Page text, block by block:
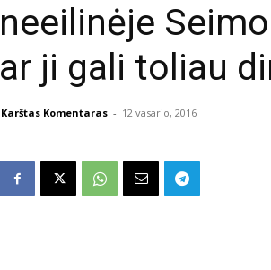
neeilinėje
ar ji gali toliau
Karštas Komentaras - 12 vasario, 2016